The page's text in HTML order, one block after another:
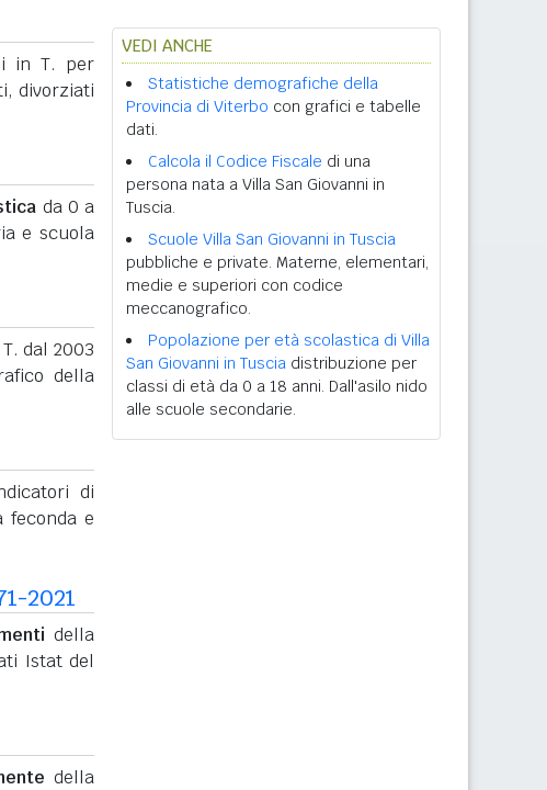
in T. per
divorziati
da 0 a
e scuola
dal 2003
della
di
feconda e
2021
della
Istat del
della
VEDI ANCHE
Statistiche demografiche della
Provincia di Viterbo con grafici e tabelle
dati.
Calcola il Codice Fiscale di una
persona nata a Villa San Giovanni in
Tuscia.
Scuole Villa San Giovanni in Tuscia
pubbliche e private. Materne, elementari,
medie e superiori con codice
meccanografico.
Popolazione per età scolastica di Villa
San Giovanni in Tuscia distribuzione per
classi di età da 0 a 18 anni. Dall'asilo nido
alle scuole secondarie.